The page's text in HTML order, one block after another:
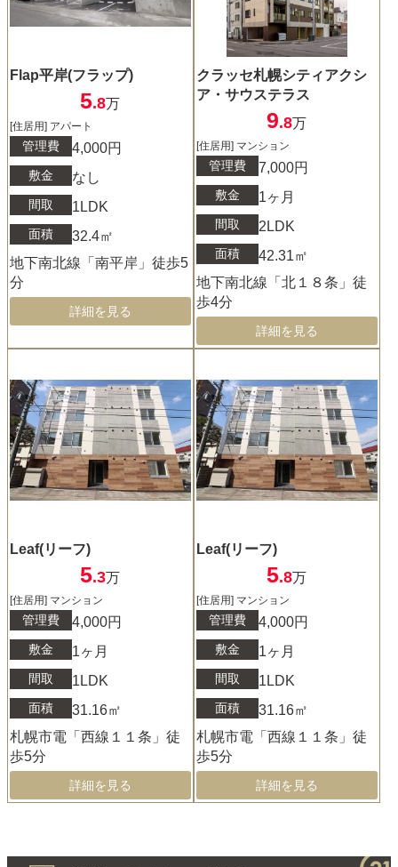
Flap平岸(フラップ)
5.8万
[住居用] アパート
管理費 4,000円
敷金 なし
間取 1LDK
面積
32.4㎡
地下南北線「南平岸」徒歩5
分
詳細を見る
クラッセ札幌シティアクシ
ア・サウステラス
9.8万
[住居用] マンション
管理費 7,000円
敷金 1ヶ月
間取 2LDK
面積
42.31㎡
地下南北線「北１８条」徒
歩4分
詳細を見る
Leaf(リーフ)
5.3万
[住居用] マンション
管理費 4,000円
敷金 1ヶ月
間取 1LDK
面積
31.16㎡
札幌市電「西線１１条」徒
歩5分
詳細を見る
Leaf(リーフ)
5.8万
[住居用] マンション
管理費 4,000円
敷金 1ヶ月
間取 1LDK
面積
31.16㎡
札幌市電「西線１１条」徒
歩5分
詳細を見る